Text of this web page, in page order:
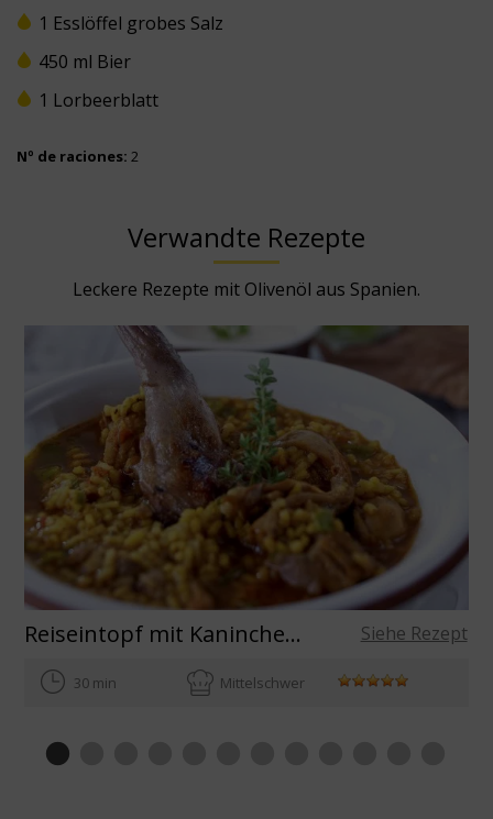
1 Esslöffel grobes Salz
450 ml Bier
1 Lorbeerblatt
Nº de raciones: 2
Verwandte Rezepte
Leckere Rezepte mit Olivenöl aus Spanien.
Reiseintopf mit Kaninchen und Pilzen Siehe Rezept
30 min Mittelschwer